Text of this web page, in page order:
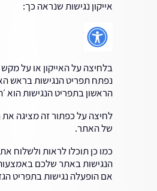
אייקון נגישות שנראה כך:
נפתח תפריט הנגישות בראש
הראשון בתפריט הנגישות הוא
לחיצה על כפתור זה מציגה
של האתר.
כמו כן תוכלו לראות ולשלוח
הנגישות באתר שלכם
אם הופעלה נגישות בתפריט